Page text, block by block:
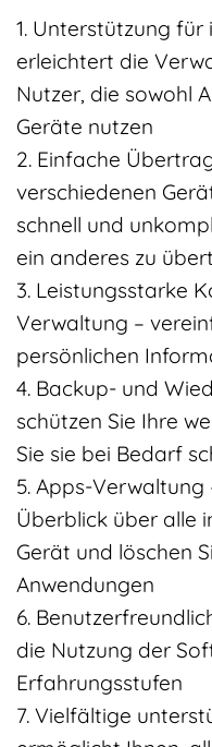
1. Unterstützung für
erleichtert die
Nutzer, die sowohl
Geräte nutzen
2. Einfache
verschiedenen
schnell und
ein anderes zu
3. Leistungsstarke
Verwaltung –
persönlichen
4. Backup- und
schützen Sie Ihre
Sie sie bei Bedarf
5. Apps-
Überblick über alle
Gerät und löschen
Anwendungen
6.
die Nutzung der
Erfahrungsstufen
7. Vielfältige